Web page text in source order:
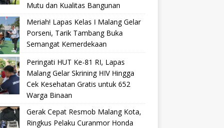
Mutu dan Kualitas Bangunan
Meriah! Lapas Kelas I Malang Gelar
Porseni, Tarik Tambang Buka
Semangat Kemerdekaan
Peringati HUT Ke-81 RI, Lapas
Malang Gelar Skrining HIV Hingga
Cek Kesehatan Gratis untuk 652
Warga Binaan
Gerak Cepat Resmob Malang Kota,
Ringkus Pelaku Curanmor Honda